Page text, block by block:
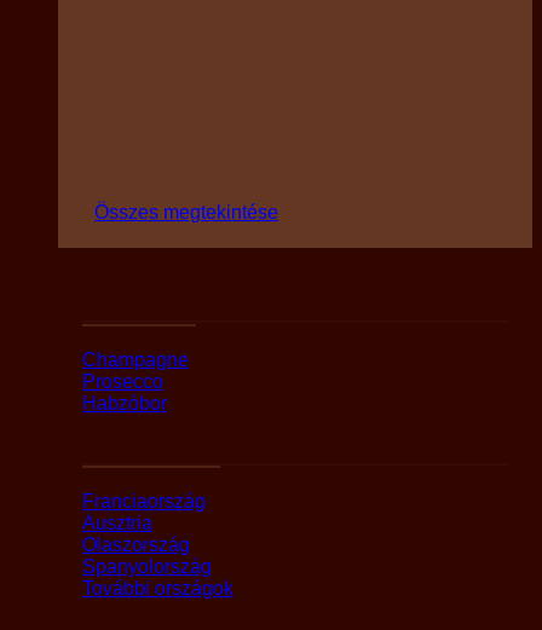
Összes megtekintése
Champagne
Prosecco
Habzóbor
Franciaország
Ausztria
Olaszország
Spanyolország
További országok